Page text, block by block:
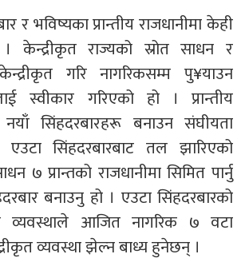
र भविष्यका प्रान्तीय राजधानीमा केही
राज्यको स्रोत साधन र
गरि नागरिकसम्म पु¥याउन
स्वीकार गरिएको हो । प्रान्तीय
नयाँ सिंहदरबारहरू बनाउन संघीयता
सिंहदरबारबाट तल झारिएको
७ प्रान्तको राजधानीमा सिमित पार्नु
बनाउनु हो । एउटा सिंहदरबारको
व्यवस्थाले आजित नागरिक ७ वटा
व्यवस्था झेल्न बाध्य हुनेछन् ।